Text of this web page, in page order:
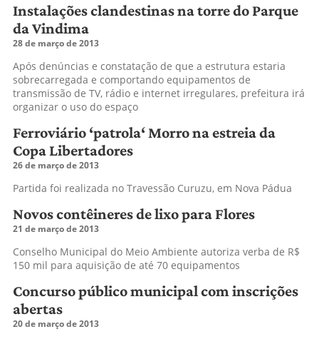
Instalações clandestinas na torre do Parque
da Vindima
28 de março de 2013
Após denúncias e constatação de que a estrutura estaria
sobrecarregada e comportando equipamentos de
transmissão de TV, rádio e internet irregulares, prefeitura irá
organizar o uso do espaço
Ferroviário ‘patrola‘ Morro na estreia da
Copa Libertadores
26 de março de 2013
Partida foi realizada no Travessão Curuzu, em Nova Pádua
Novos contêineres de lixo para Flores
21 de março de 2013
Conselho Municipal do Meio Ambiente autoriza verba de R$
150 mil para aquisição de até 70 equipamentos
Concurso público municipal com inscrições
abertas
20 de março de 2013